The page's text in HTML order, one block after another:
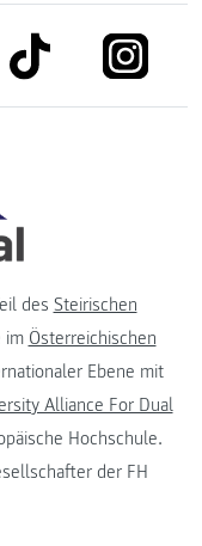
link to tiktok link to
des Steirischen
im Österreichischen
Ebene mit
Alliance For Dual
Hochschule.
der FH